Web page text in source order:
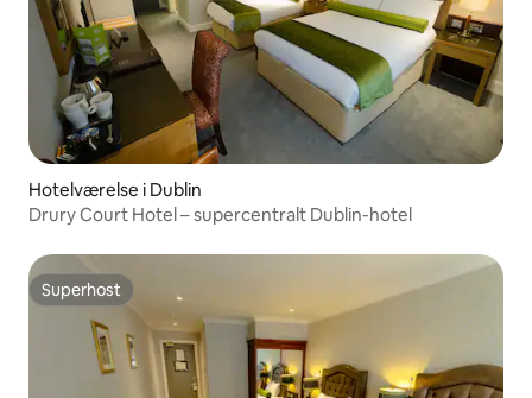
Hotelværelse i Dublin
Drury Court Hotel – supercentralt Dublin-hotel
Superhost
Superhost